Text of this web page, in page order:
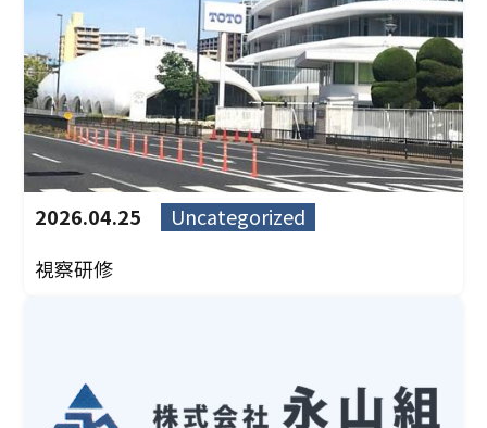
2026.04.25
Uncategorized
視察研修